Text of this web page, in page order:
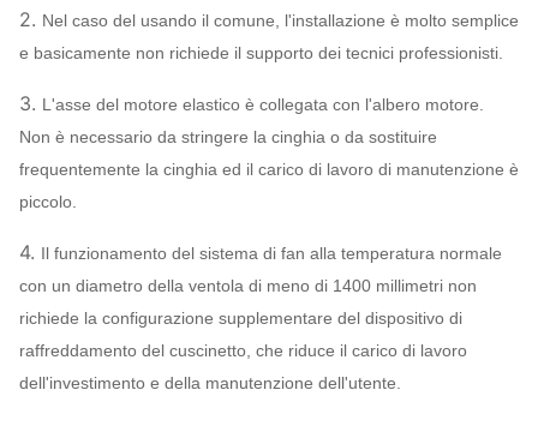
ventilatore
9D 1450 2893~3099
11.2D 960~1450 1961~4835
14D 730 960
16D 730~960 2314~4295
2. Nel caso del usando il comune, l'installazione è molto semplice
e basicamente non richiede il supporto dei tecnici professionisti.
3. L'asse del motore elastico è collegata con l'albero motore.
Non è necessario da stringere la cinghia o da sostituire
frequentemente la cinghia ed il carico di lavoro di manutenzione è
piccolo.
4. Il funzionamento del sistema di fan alla temperatura normale
con un diametro della ventola di meno di 1400 millimetri non
richiede la configurazione supplementare del dispositivo di
raffreddamento del cuscinetto, che riduce il carico di lavoro
dell'investimento e della manutenzione dell'utente.